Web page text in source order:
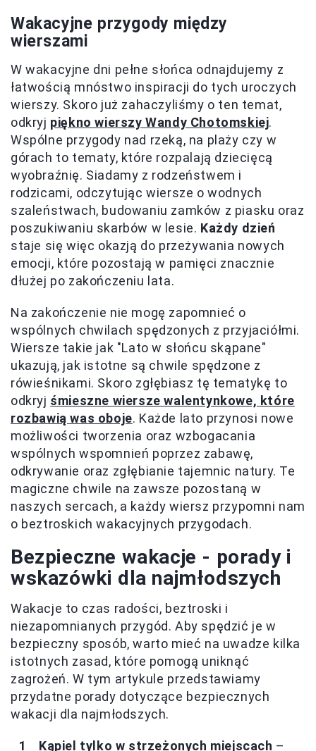
Wakacyjne przygody między
wierszami
W wakacyjne dni pełne słońca odnajdujemy z
łatwością mnóstwo inspiracji do tych uroczych
wierszy. Skoro już zahaczyliśmy o ten temat,
odkryj piękno wierszy Wandy Chotomskiej.
Wspólne przygody nad rzeką, na plaży czy w
górach to tematy, które rozpalają dziecięcą
wyobraźnię. Siadamy z rodzeństwem i
rodzicami, odczytując wiersze o wodnych
szaleństwach, budowaniu zamków z piasku oraz
poszukiwaniu skarbów w lesie. Każdy dzień
staje się więc okazją do przeżywania nowych
emocji, które pozostają w pamięci znacznie
dłużej po zakończeniu lata.
Na zakończenie nie mogę zapomnieć o
wspólnych chwilach spędzonych z przyjaciółmi.
Wiersze takie jak "Lato w słońcu skąpane"
ukazują, jak istotne są chwile spędzone z
rówieśnikami. Skoro zgłębiasz tę tematykę to
odkryj śmieszne wiersze walentynkowe, które
rozbawią was oboje. Każde lato przynosi nowe
możliwości tworzenia oraz wzbogacania
wspólnych wspomnień poprzez zabawę,
odkrywanie oraz zgłębianie tajemnic natury. Te
magiczne chwile na zawsze pozostaną w
naszych sercach, a każdy wiersz przypomni nam
o beztroskich wakacyjnych przygodach.
Bezpieczne wakacje - porady i
wskazówki dla najmłodszych
Wakacje to czas radości, beztroski i
niezapomnianych przygód. Aby spędzić je w
bezpieczny sposób, warto mieć na uwadze kilka
istotnych zasad, które pomogą uniknąć
zagrożeń. W tym artykule przedstawiamy
przydatne porady dotyczące bezpiecznych
wakacji dla najmłodszych.
Kąpiel tylko w strzeżonych miejscach –